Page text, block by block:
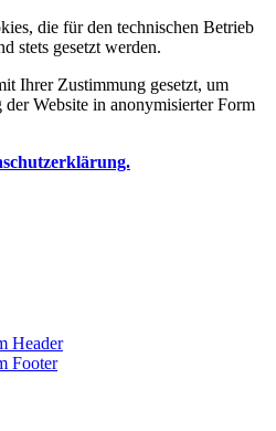
die für den technischen Betrieb
stets gesetzt werden.
Ihrer Zustimmung gesetzt, um
Website in anonymisierter Form
Header
Footer